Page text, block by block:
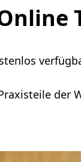
der